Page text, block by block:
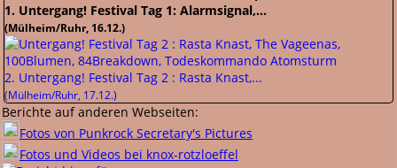
1. Untergang! Festival Tag 1: Alarmsignal,...
(Mülheim/Ruhr, 16.12.)
2. Untergang! Festival Tag 2 : Rasta Knast,...
(Mülheim/Ruhr, 17.12.)
Berichte auf anderen Webseiten:
Fotos von Punkrock Secretary's Pictures
Fotos und Videos bei knox-rotzloeffel